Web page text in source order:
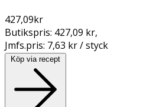
427,09kr
Butikspris: 427,09 kr,
Jmfs.pris: 7,63 kr / styck
Köp via recept